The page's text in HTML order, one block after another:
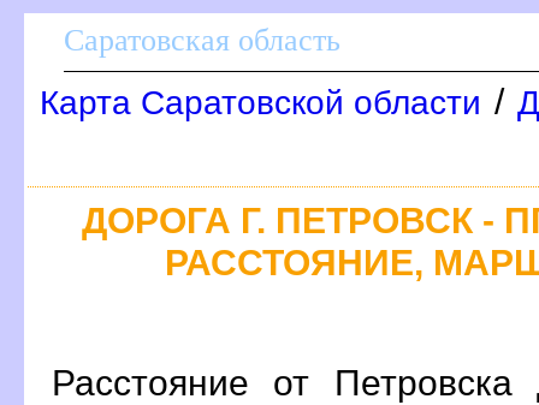
Саратовская область
Карта Саратовской области /
ДОРОГА Г. ПЕТРОВСК -
РАССТОЯНИЕ,
Расстояние от